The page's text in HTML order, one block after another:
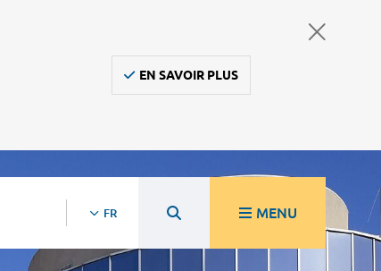
EN SAVOIR PLUS
FR MENU